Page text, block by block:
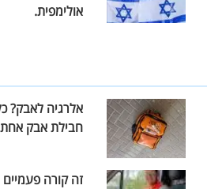
אולימפית.
אלרגיה לאבק?
חבילת אבק אחת
זה קורה